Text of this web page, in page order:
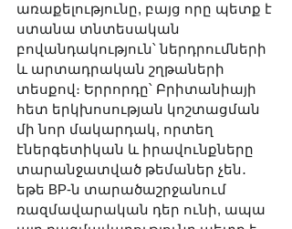
առաքելությունը, բայց որը պետք է
ստանա տնտեսական
բովանդակություն՝ ներդրումների
և արտադրական շղթաների
տեսքով։ Երրորդը՝ Բրիտանիայի
հետ երկխոսության կոշտացման
մի նոր մակարդակ, որտեղ
էներգետիկան և իրավունքները
տարանջատված թեմաներ չեն․
եթե BP-ն տարածաշրջանում
ռազմավարական դեր ունի, ապա